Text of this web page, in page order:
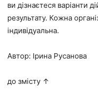
ви дізнаєтеся варіанти
результату. Кожна
індивідуальна.
Автор: Ірина Русанова
до змісту ↑